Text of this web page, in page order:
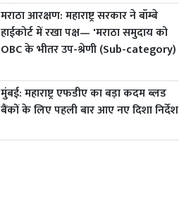
मराठा आरक्षण: महाराष्ट्र सरकार ने बॉम्बे
हाईकोर्ट में रखा पक्ष— 'मराठा समुदाय को
OBC के भीतर उप-श्रेणी (Sub-category)
मुंबई: महाराष्ट्र एफडीए का बड़ा कदम ब्लड
बैंकों के लिए पहली बार आए नए दिशा निर्देश